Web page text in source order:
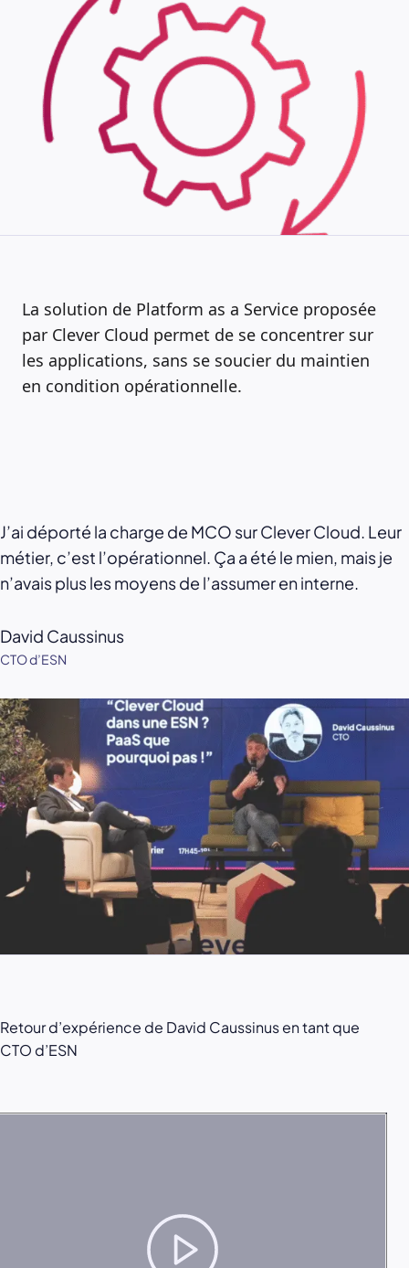
La solution de Platform as a Service proposée
par Clever Cloud permet de se concentrer sur
les applications, sans se soucier du maintien
en condition opérationnelle.
J’ai déporté la charge de MCO sur Clever Cloud. Leur
métier, c’est l’opérationnel. Ça a été le mien, mais je
n’avais plus les moyens de l’assumer en interne.
David Caussinus
CTO d’ESN
Retour d’expérience de David Caussinus en tant que
CTO d’ESN